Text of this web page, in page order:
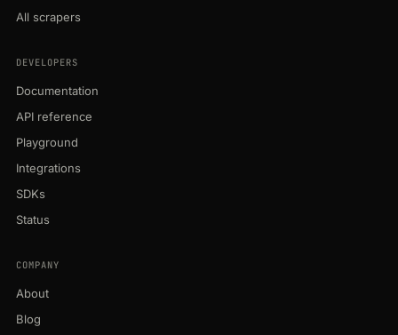
All scrapers
DEVELOPERS
Documentation
API reference
Playground
Integrations
SDKs
Status
COMPANY
About
Blog